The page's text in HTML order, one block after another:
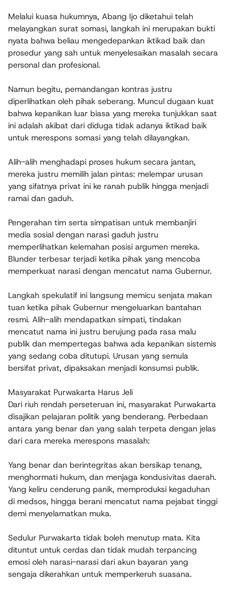
Melalui kuasa hukumnya, Abang Ijo diketahui telah
melayangkan surat somasi, langkah ini merupakan bukti
nyata bahwa beliau mengedepankan iktikad baik dan
prosedur yang sah untuk menyelesaikan masalah secara
personal dan profesional.
​Namun begitu, pemandangan kontras justru
diperlihatkan oleh pihak seberang. Muncul dugaan kuat
bahwa kepanikan luar biasa yang mereka tunjukkan saat
ini adalah akibat dari diduga tidak adanya iktikad baik
untuk merespons somasi yang telah dilayangkan.
Alih-alih menghadapi proses hukum secara jantan,
mereka justru memilih jalan pintas: melempar urusan
yang sifatnya privat ini ke ranah publik hingga menjadi
ramai dan gaduh.
Pengerahan tim serta simpatisan untuk membanjiri
media sosial dengan narasi gaduh justru
memperlihatkan kelemahan posisi argumen mereka.​
Blunder terbesar terjadi ketika pihak yang mencoba
memperkuat narasi dengan mencatut nama Gubernur.
Langkah spekulatif ini langsung memicu senjata makan
tuan ketika pihak Gubernur mengeluarkan bantahan
resmi. Alih-alih mendapatkan simpati, tindakan
mencatut nama ini justru berujung pada rasa malu
publik dan mempertegas bahwa ada kepanikan sistemis
yang sedang coba ditutupi. Urusan yang semula
bersifat privat, dipaksakan menjadi konsumsi publik.
​Masyarakat Purwakarta Harus Jeli
​Dari riuh rendah perseteruan ini, masyarakat Purwakarta
disajikan pelajaran politik yang benderang. Perbedaan
antara yang benar dan yang salah terpeta dengan jelas
dari cara mereka merespons masalah:
Yang benar dan berintegritas akan bersikap tenang,
menghormati hukum, dan menjaga kondusivitas daerah.
Yang keliru cenderung panik, memproduksi kegaduhan
di medsos, hingga berani mencatut nama pejabat tinggi
demi menyelamatkan muka.
​Sedulur Purwakarta tidak boleh menutup mata. Kita
dituntut untuk cerdas dan tidak mudah terpancing
emosi oleh narasi-narasi dari akun bayaran yang
sengaja dikerahkan untuk memperkeruh suasana.